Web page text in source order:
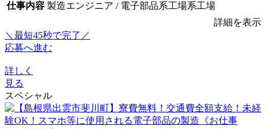
仕事内容 製造エンジニア / 電子部品系工場系工場
詳細を表示
＼最短45秒で完了／
応募へ進む
詳しく
見る
スペシャル